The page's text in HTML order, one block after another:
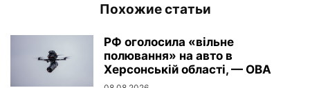
Похожие статьи
РФ оголосила «вільне
полювання» на авто в
Херсонській області, — ОВА